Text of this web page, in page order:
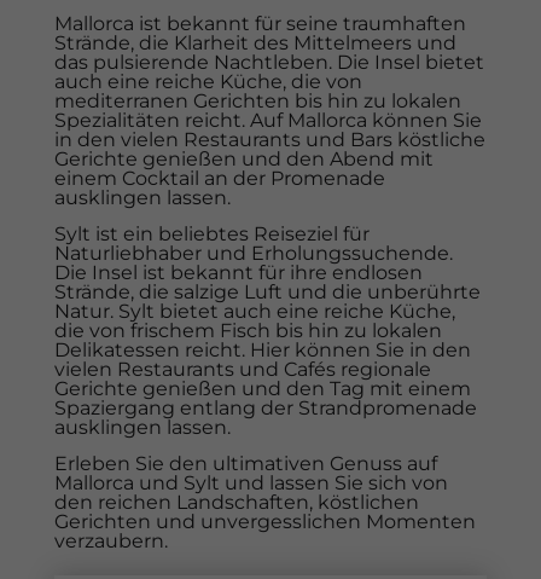
Mallorca ist bekannt für seine traumhaften
Strände, die Klarheit des Mittelmeers und
das pulsierende Nachtleben. Die Insel bietet
auch eine reiche Küche, die von
mediterranen Gerichten bis hin zu lokalen
Spezialitäten reicht. Auf Mallorca können Sie
in den vielen Restaurants und Bars köstliche
Gerichte genießen und den Abend mit
einem Cocktail an der Promenade
ausklingen lassen.
Sylt ist ein beliebtes Reiseziel für
Naturliebhaber und Erholungssuchende.
Die Insel ist bekannt für ihre endlosen
Strände, die salzige Luft und die unberührte
Natur. Sylt bietet auch eine reiche Küche,
die von frischem Fisch bis hin zu lokalen
Delikatessen reicht. Hier können Sie in den
vielen Restaurants und Cafés regionale
Gerichte genießen und den Tag mit einem
Spaziergang entlang der Strandpromenade
ausklingen lassen.
Erleben Sie den ultimativen Genuss auf
Mallorca und Sylt und lassen Sie sich von
den reichen Landschaften, köstlichen
Gerichten und unvergesslichen Momenten
verzaubern.